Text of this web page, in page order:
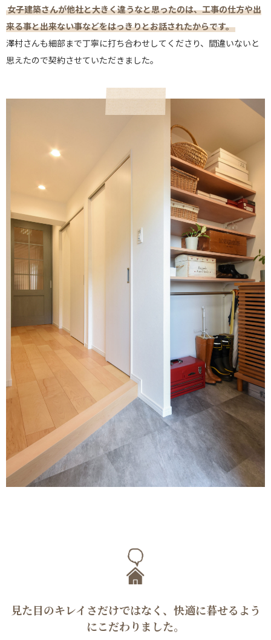
女子建築さんが他社と大きく違うなと思ったのは、工事の仕方や出
来る事と出来ない事などをはっきりとお話されたからです。
澤村さんも細部まで丁寧に打ち合わせしてくださり、間違いないと
思えたので契約させていただきました。
見た目のキレイさだけではなく、快適に暮せるよう
にこだわりました。